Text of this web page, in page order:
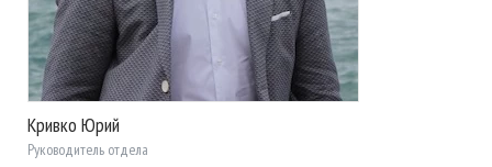
Кривко Юрий
Руководитель отдела